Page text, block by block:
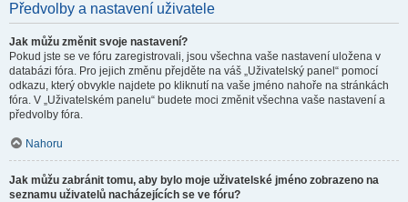
Předvolby a nastavení uživatele
Jak můžu změnit svoje nastavení?
Pokud jste se ve fóru zaregistrovali, jsou všechna vaše nastavení uložena v
databázi fóra. Pro jejich změnu přejděte na váš „Uživatelský panel“ pomocí
odkazu, který obvykle najdete po kliknutí na vaše jméno nahoře na stránkách
fóra. V „Uživatelském panelu“ budete moci změnit všechna vaše nastavení a
předvolby fóra.
Nahoru
Jak můžu zabránit tomu, aby bylo moje uživatelské jméno zobrazeno na
seznamu uživatelů nacházejících se ve fóru?